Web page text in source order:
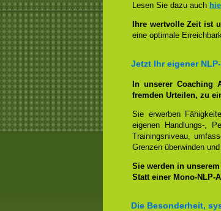
Lesen Sie dazu auch
Ihre wertvolle Zeit ist
eine optimale
Jetzt Ihr eigener
In unserer Coaching
fremden Urteilen, zu
Sie erwerben
eigenen Handlungs-,
Trainingsniveau,
Grenzen überwinden
Sie werden in
Statt einer Mono-NLP-
Die Besonderheit,